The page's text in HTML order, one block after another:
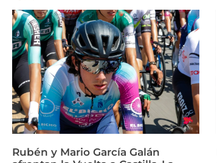
Rubén y Mario García Galán